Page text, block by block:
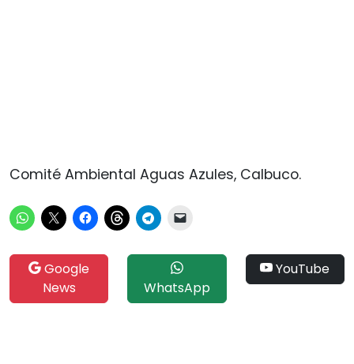
Comité Ambiental Aguas Azules, Calbuco.
Google
News
WhatsApp
YouTube